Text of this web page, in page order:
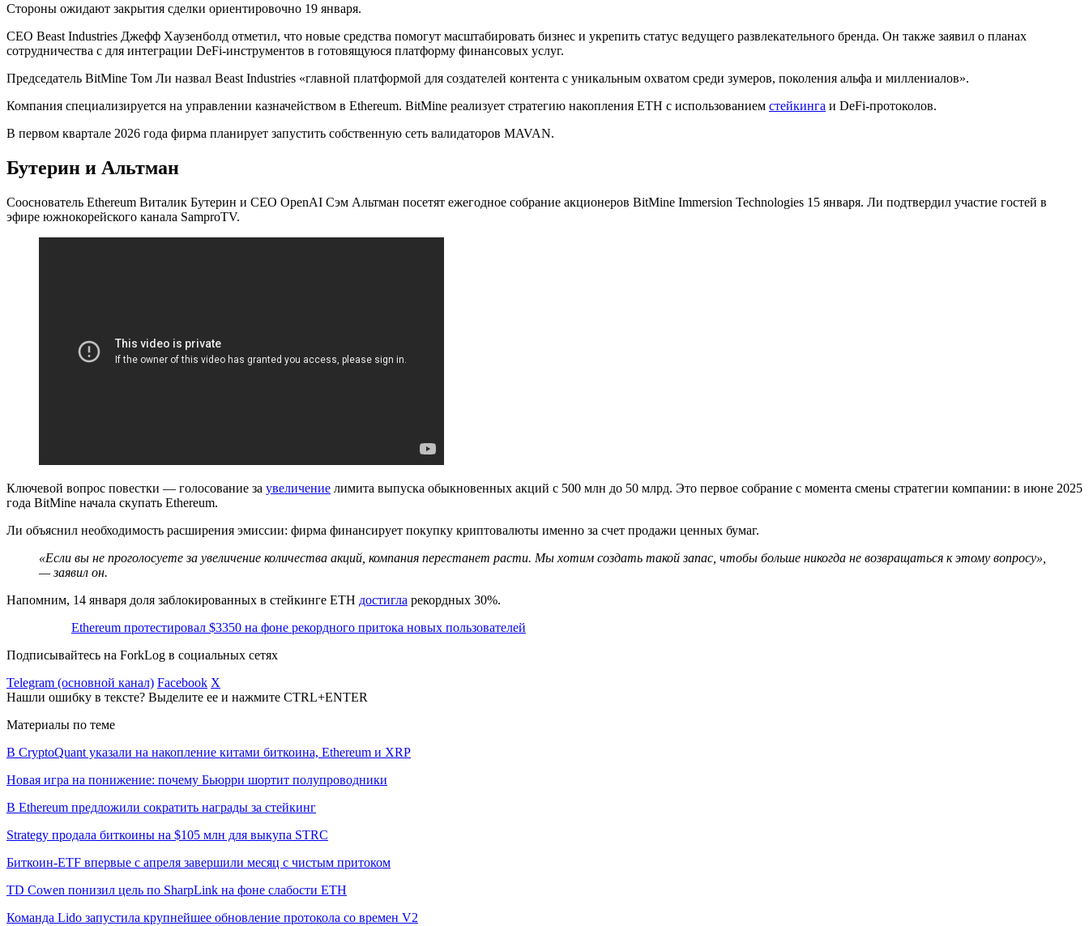
Стороны ожидают закрытия сделки ориентировочно 19 января.
CEO Beast Industries Джефф Хаузенболд отметил, что новые средства помогут масштабировать бизнес и укрепить статус ведущего развлекательного бренда. Он также заявил о планах
сотрудничества с для интеграции DeFi-инструментов в готовящуюся платформу финансовых услуг.
Председатель BitMine Том Ли назвал Beast Industries «главной платформой для создателей контента с уникальным охватом среди зумеров, поколения альфа и миллениалов».
Компания специализируется на управлении казначейством в Ethereum. BitMine реализует стратегию накопления ETH с использованием стейкинга и DeFi-протоколов.
В первом квартале 2026 года фирма планирует запустить собственную сеть валидаторов MAVAN.
Бутерин и Альтман
Сооснователь Ethereum Виталик Бутерин и CEO OpenAI Сэм Альтман посетят ежегодное собрание акционеров BitMine Immersion Technologies 15 января. Ли подтвердил участие гостей в
эфире южнокорейского канала SamproTV.
Ключевой вопрос повестки — голосование за увеличение лимита выпуска обыкновенных акций с 500 млн до 50 млрд. Это первое собрание с момента смены стратегии компании: в июне 2025
года BitMine начала скупать Ethereum.
Ли объяснил необходимость расширения эмиссии: фирма финансирует покупку криптовалюты именно за счет продажи ценных бумаг.
«Если вы не проголосуете за увеличение количества акций, компания перестанет расти. Мы хотим создать такой запас, чтобы больше никогда не возвращаться к этому вопросу»,
— заявил он.
Напомним, 14 января доля заблокированных в стейкинге ETH достигла рекордных 30%.
Ethereum протестировал $3350 на фоне рекордного притока новых пользователей
Подписывайтесь на ForkLog в социальных сетях
Telegram (основной канал) Facebook X
Нашли ошибку в тексте? Выделите ее и нажмите CTRL+ENTER
Материалы по теме
В CryptoQuant указали на накопление китами биткоина, Ethereum и XRP
Новая игра на понижение: почему Бьюрри шортит полупроводники
В Ethereum предложили сократить награды за стейкинг
Strategy продала биткоины на $105 млн для выкупа STRC
Биткоин-ETF впервые с апреля завершили месяц с чистым притоком
TD Cowen понизил цель по SharpLink на фоне слабости ETH
Команда Lido запустила крупнейшее обновление протокола со времен V2